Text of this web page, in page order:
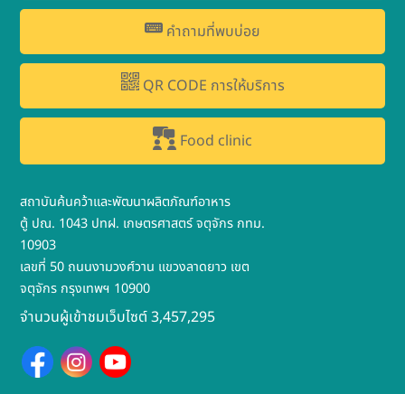
คำถามที่พบบ่อย
QR CODE การให้บริการ
Food clinic
สถาบันค้นคว้าและพัฒนาผลิตภัณฑ์อาหาร
ตู้ ปณ. 1043 ปทฝ. เกษตรศาสตร์ จตุจักร กทม.
10903
เลขที่ 50 ถนนงามวงศ์วาน แขวงลาดยาว เขต
จตุจักร กรุงเทพฯ 10900
จำนวนผู้เข้าชมเว็บไซต์ 3,457,295